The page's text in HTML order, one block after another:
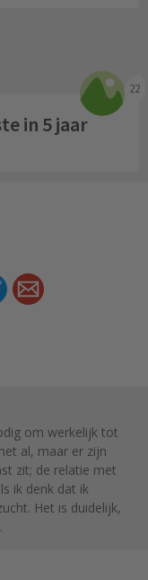
22
in 5 jaar
om werkelijk tot
al, maar er zijn
zit; de relatie met
ik denk dat ik
Het is duidelijk,